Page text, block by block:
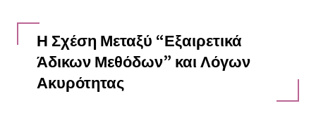
Η Σχέση Μεταξύ “Εξαιρετικά
Άδικων Μεθόδων” και Λόγων
Ακυρότητας